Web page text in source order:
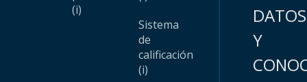
(i)
Sistema
de
calificación
(i)
DATOS
Y